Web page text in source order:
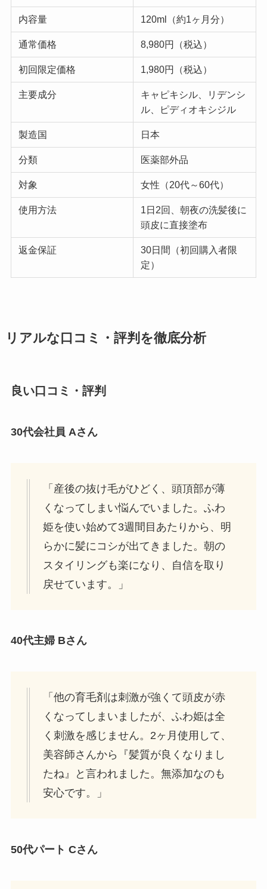
内容量 120ml（約1ヶ月分）
通常価格 8,980円（税込）
初回限定価格 1,980円（税込）
主要成分
キャピキシル、リデンシ
ル、ピディオキシジル
製造国 日本
分類 医薬部外品
対象 女性（20代～60代）
使用方法
1日2回、朝夜の洗髪後に
頭皮に直接塗布
返金保証
30日間（初回購入者限
定）
リアルな口コミ・評判を徹底分析
良い口コミ・評判
30代会社員 Aさん
「産後の抜け毛がひどく、頭頂部が薄
くなってしまい悩んでいました。ふわ
姫を使い始めて3週間目あたりから、明
らかに髪にコシが出てきました。朝の
スタイリングも楽になり、自信を取り
戻せています。」
40代主婦 Bさん
「他の育毛剤は刺激が強くて頭皮が赤
くなってしまいましたが、ふわ姫は全
く刺激を感じません。2ヶ月使用して、
美容師さんから『髪質が良くなりまし
たね』と言われました。無添加なのも
安心です。」
50代パート Cさん